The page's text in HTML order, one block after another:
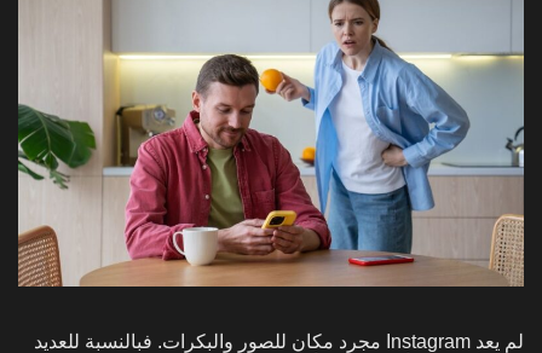
لم يعد Instagram مجرد مكان للصور والبكرات. فبالنسبة للعديد